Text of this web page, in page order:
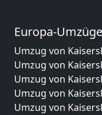
Europa-Umzüge
Umzug von
Umzug von
Umzug von
Umzug von
Umzug von